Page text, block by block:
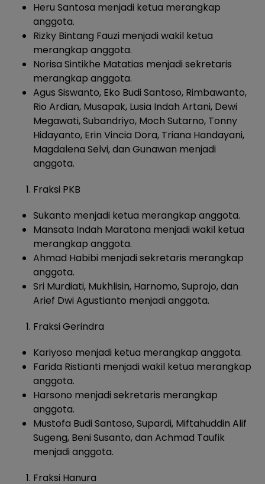
Heru Santosa menjadi ketua merangkap
anggota.
Rizky Bintang Fauzi menjadi wakil ketua
merangkap anggota.
Norisa Sintikhe Matatias menjadi sekretaris
merangkap anggota.
Agus Siswanto, Eko Budi Santoso, Rimbawanto,
Rio Ardian, Musapak, Lusia Indah Artani, Dewi
Megawati, Subandriyo, Moch Sutarno, Tonny
Hidayanto, Erin Vincia Dora, Triana Handayani,
Magdalena Selvi, dan Gunawan menjadi
anggota.
Fraksi PKB
Sukanto menjadi ketua merangkap anggota.
Mansata Indah Maratona menjadi wakil ketua
merangkap anggota.
Ahmad Habibi menjadi sekretaris merangkap
anggota.
Sri Murdiati, Mukhlisin, Harnomo, Suprojo, dan
Arief Dwi Agustianto menjadi anggota.
Fraksi Gerindra
Kariyoso menjadi ketua merangkap anggota.
Farida Ristianti menjadi wakil ketua merangkap
anggota.
Harsono menjadi sekretaris merangkap
anggota.
Mustofa Budi Santoso, Supardi, Miftahuddin Alif
Sugeng, Beni Susanto, dan Achmad Taufik
menjadi anggota.
Fraksi Hanura